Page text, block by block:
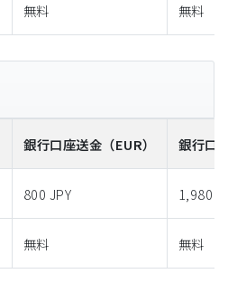
無料 無料
銀行口座送金 （EUR） 銀行口
800 JPY 1,980
無料 無料